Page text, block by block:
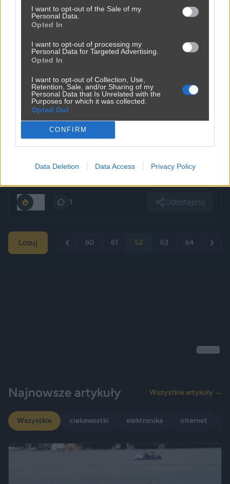
I want to opt-out of the Sale of my
Personal Data.
Opted In
I want to opt-out of processing my
Personal Data for Targeted Advertising.
Opted In
I want to opt-out of Collection, Use,
Retention, Sale, and/or Sharing of my
Personal Data that Is Unrelated with the
Purposes for which it was collected.
Opted Out
CONFIRM
Data Deletion Data Access Privacy Policy
1 Udostępnij
Losuj 60 61 62 63 64
Najnowsze artykuły Wszystkie artykuły →
Wszystkie ciekawostki elektronika internet